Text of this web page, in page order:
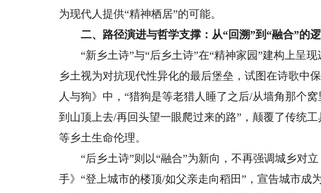
为现代人提供“精神栖居”的可能。
二、路径演进与哲学支撑：从“回溯”到“融合”的
“新乡土诗”与“后乡土诗”在“精神家园”建构上呈现
乡土视为对抗现代性异化的最后堡垒，试图在诗歌中
人与狗》中，“猎狗是等老猎人睡了之后/从墙角那个
到山顶上去/再回头望一眼爬过来的路”，颠覆了传统
等乡土生命伦理。
“后乡土诗”则以“融合”为新向，不再强调城乡对立
手》“登上城市的楼顶/如父亲走向稻田”，宣告城市成